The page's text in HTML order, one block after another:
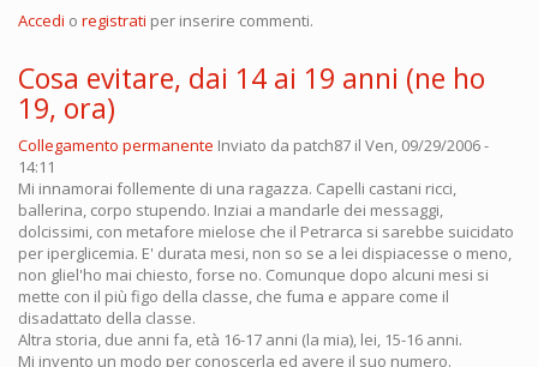
Accedi o registrati per inserire commenti.
Cosa evitare, dai 14 ai 19 anni (ne ho
19, ora)
Collegamento permanente Inviato da patch87 il Ven, 09/29/2006 -
14:11
Mi innamorai follemente di una ragazza. Capelli castani ricci,
ballerina, corpo stupendo. Inziai a mandarle dei messaggi,
dolcissimi, con metafore mielose che il Petrarca si sarebbe suicidato
per iperglicemia. E' durata mesi, non so se a lei dispiacesse o meno,
non gliel'ho mai chiesto, forse no. Comunque dopo alcuni mesi si
mette con il più figo della classe, che fuma e appare come il
disadattato della classe.
Altra storia, due anni fa, età 16-17 anni (la mia), lei, 15-16 anni.
Mi invento un modo per conoscerla ed avere il suo numero.